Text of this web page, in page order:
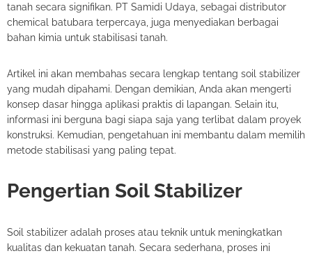
tanah secara signifikan. PT Samidi Udaya, sebagai distributor
chemical batubara terpercaya, juga menyediakan berbagai
bahan kimia untuk stabilisasi tanah.
Artikel ini akan membahas secara lengkap tentang soil stabilizer
yang mudah dipahami. Dengan demikian, Anda akan mengerti
konsep dasar hingga aplikasi praktis di lapangan. Selain itu,
informasi ini berguna bagi siapa saja yang terlibat dalam proyek
konstruksi. Kemudian, pengetahuan ini membantu dalam memilih
metode stabilisasi yang paling tepat.
Pengertian Soil Stabilizer
Soil stabilizer adalah proses atau teknik untuk meningkatkan
kualitas dan kekuatan tanah. Secara sederhana, proses ini